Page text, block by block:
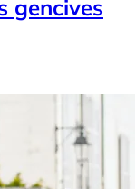
gencives